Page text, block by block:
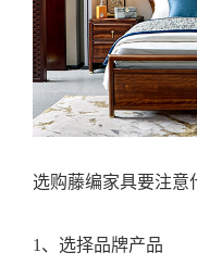
选购藤编家具要注意
1、选择品牌产品